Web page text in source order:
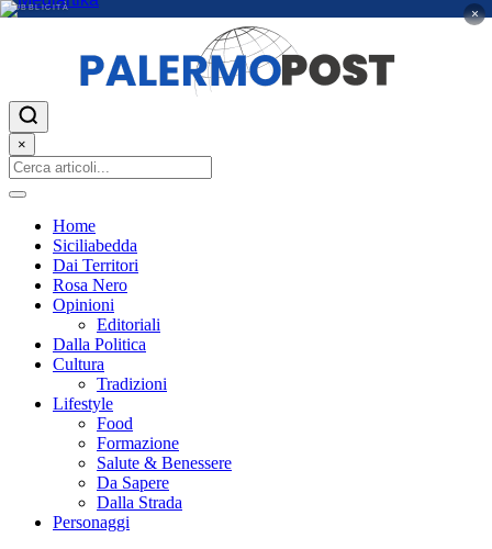
PUBBLICITÀ ×
×
Home
Siciliabedda
Dai Territori
Rosa Nero
Opinioni
Editoriali
Dalla Politica
Cultura
Tradizioni
Lifestyle
Food
Formazione
Salute & Benessere
Da Sapere
Dalla Strada
Personaggi